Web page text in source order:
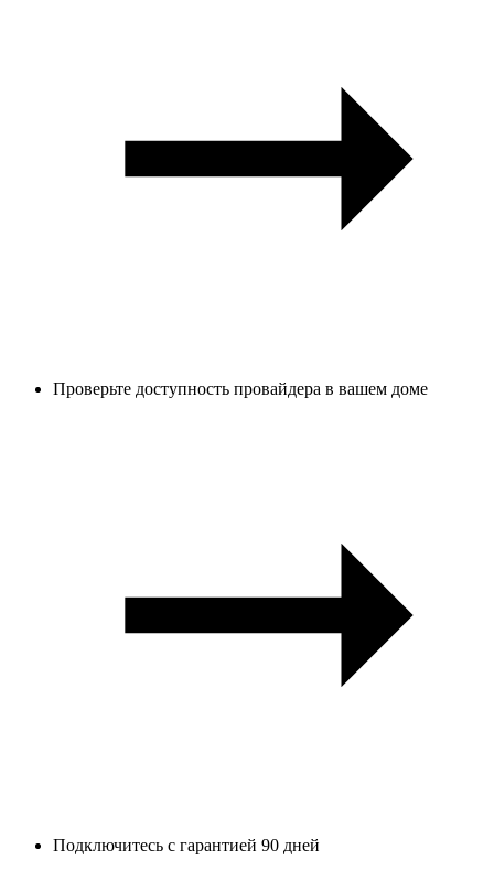
Проверьте доступность провайдера в вашем доме
Подключитесь с гарантией 90 дней